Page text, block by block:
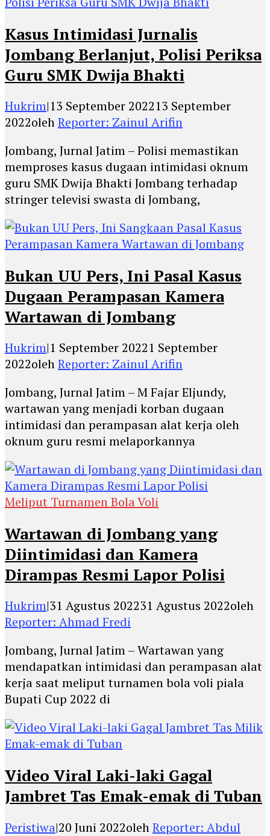
Kasus Intimidasi Jurnalis
Jombang Berlanjut, Polisi Periksa
Guru SMK Dwija Bhakti
Hukrim|13 September 202213 September
2022olehReporter: Zainul Arifin
Jombang, Jurnal Jatim – Polisi memastikan
memproses kasus dugaan intimidasi oknum
guru SMK Dwija Bhakti Jombang terhadap
stringer televisi swasta di Jombang,
Bukan UU Pers, Ini Pasal Kasus
Dugaan Perampasan Kamera
Wartawan di Jombang
Hukrim|1 September 20221 September
2022olehReporter: Zainul Arifin
Jombang, Jurnal Jatim – M Fajar Eljundy,
wartawan yang menjadi korban dugaan
intimidasi dan perampasan alat kerja oleh
oknum guru resmi melaporkannya
Meliput Turnamen Bola Voli
Wartawan di Jombang yang
Diintimidasi dan Kamera
Dirampas Resmi Lapor Polisi
Hukrim|31 Agustus 202231 Agustus 2022oleh
Reporter: Ahmad Fredi
Jombang, Jurnal Jatim – Wartawan yang
mendapatkan intimidasi dan perampasan alat
kerja saat meliput turnamen bola voli piala
Bupati Cup 2022 di
Video Viral Laki-laki Gagal
Jambret Tas Emak-emak di Tuban
Peristiwa|20 Juni 2022olehReporter: Abdul